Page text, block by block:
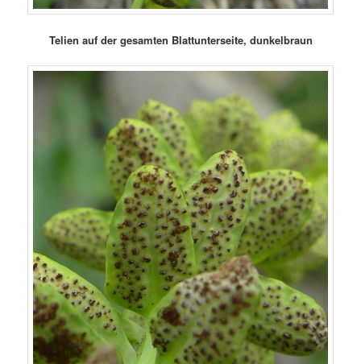
Telien auf der gesamten Blattunterseite, dunkelbraun